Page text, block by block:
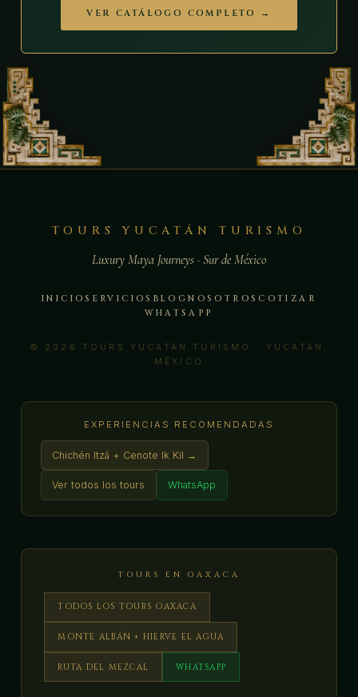
VER CATÁLOGO COMPLETO →
TOURS YUCATÁN TURISMO
Luxury Maya Journeys · Sur de México
INICIOSERVICIOS BLOGNOSOTROS COTIZAR
WHATSAPP
© 2026 TOURS YUCATÁN TURISMO · YUCATÁN,
MÉXICO
EXPERIENCIAS RECOMENDADAS
Chichén Itzá + Cenote Ik Kil →
Ver todos los tours WhatsApp
TOURS EN OAXACA
TODOS LOS TOURS OAXACA
MONTE ALBÁN + HIERVE EL AGUA
RUTA DEL MEZCAL WHATSAPP